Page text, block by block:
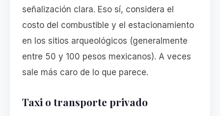
señalización clara. Eso sí, considera el
costo del combustible y el estacionamiento
en los sitios arqueológicos (generalmente
entre 50 y 100 pesos mexicanos). A veces
sale más caro de lo que parece.
Taxi o transporte privado